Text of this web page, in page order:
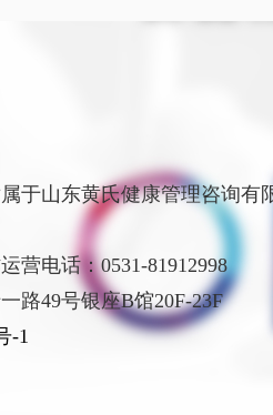
于山东黄氏健康管理咨询有
营电话：0531-81912998
路49号银座B馆20F-23F
-1